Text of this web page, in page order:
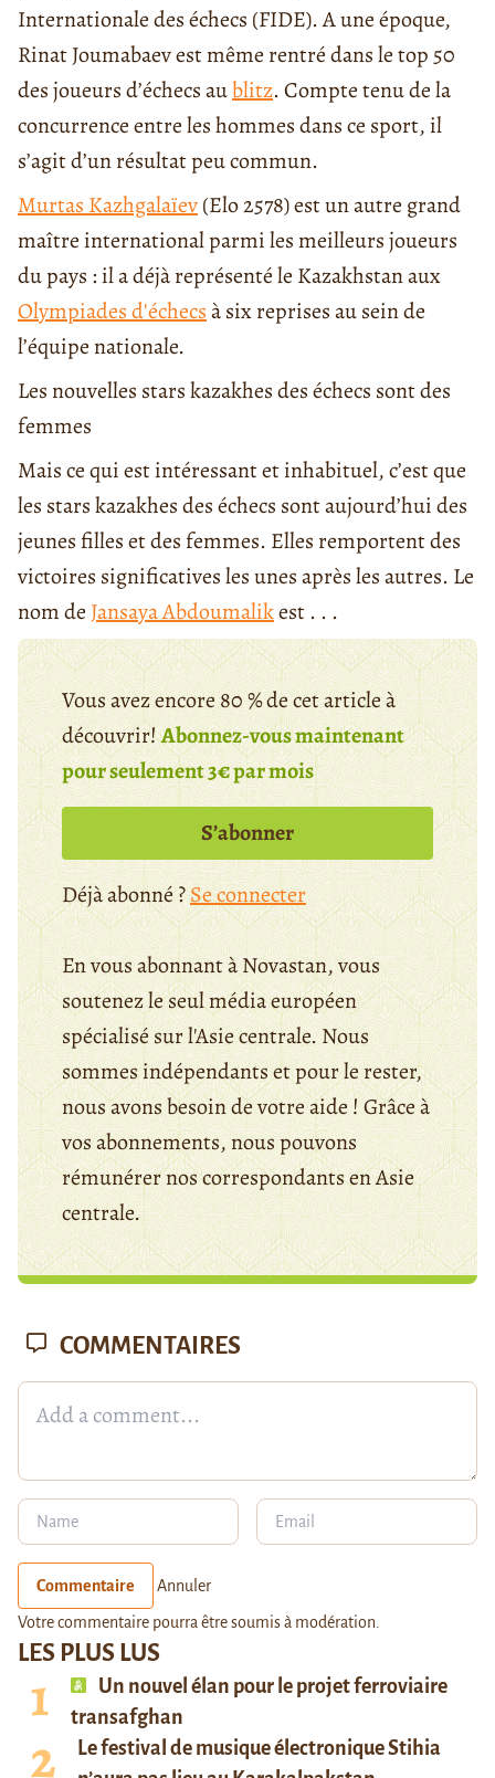
Internationale des échecs (FIDE). A une époque,
Rinat Joumabaev est même rentré dans le top 50
des joueurs d’échecs aublitz. Compte tenu de la
concurrence entre les hommes dans ce sport, il
s’agit d’un résultat peu commun.
Murtas Kazhgalaïev(Elo 2578) est un autre grand
maître international parmi les meilleurs joueurs
du pays : il a déjà représenté le Kazakhstan aux
Olympiades d'échecsà six reprises au sein de
l’équipe nationale.
Les nouvelles stars kazakhes des échecs sont des
femmes
Mais ce qui est intéressant et inhabituel, c’est que
les stars kazakhes des échecs sont aujourd’hui des
jeunes filles et des femmes. Elles remportent des
victoires significatives les unes après les autres. Le
nom de Jansaya Abdoumalikest . . .
Vous avez encore 80 % de cet article à
découvrir!Abonnez-vous maintenant
pour seulement 3€ par mois
S’abonner
Déjà abonné ?Se connecter
En vous abonnant à Novastan, vous
soutenez le seul média européen
spécialisé sur l'Asie centrale. Nous
sommes indépendants et pour le rester,
nous avons besoin de votre aide ! Grâce à
vos abonnements, nous pouvons
rémunérer nos correspondants en Asie
centrale.
LES PLUS LUS
Un nouvel élan pour le projet ferroviaire
transafghan
Le festival de musique électronique Stihia
COMMENTAIRES
Commentaire Annuler
Votre commentaire pourra être soumis à modération.